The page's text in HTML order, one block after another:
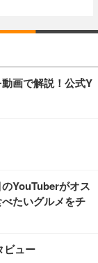
画で解説！公式Y
YouTuberがオス
たいグルメをチ
ビュー